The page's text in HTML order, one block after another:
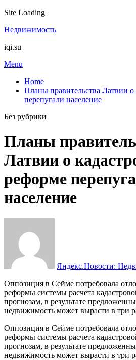
Site Loading
Skip
content
Недвижимость
iqi.su
Menu
Home
Планы правительства Латвии о
перепугали население
Без рубрики
Планы
Латвии о
реформе
население
Яндекс.Новости:
Оппозиция в Сейме потребовала
реформы системы расчета
прогнозам, в результате
недвижимость может вырасти в три
Оппозиция в Сейме потребовала
реформы системы расчета
прогнозам, в результате
недвижимость может вырасти в три